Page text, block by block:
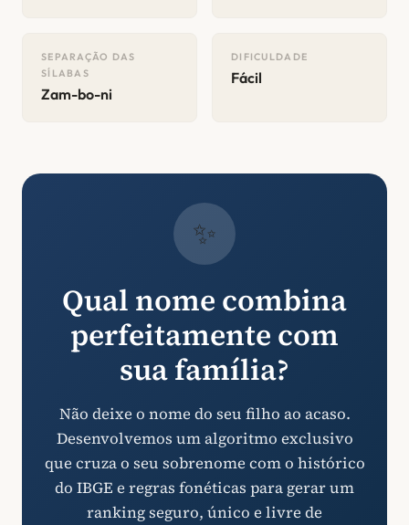
SEPARAÇÃO DAS
SÍLABAS
Zam-bo-ni
DIFICULDADE
Fácil
✨
Qual nome combina
perfeitamente com
sua família?
Não deixe o nome do seu filho ao acaso.
Desenvolvemos um algoritmo exclusivo
que cruza o seu sobrenome com o histórico
do IBGE e regras fonéticas para gerar um
ranking seguro, único e livre de